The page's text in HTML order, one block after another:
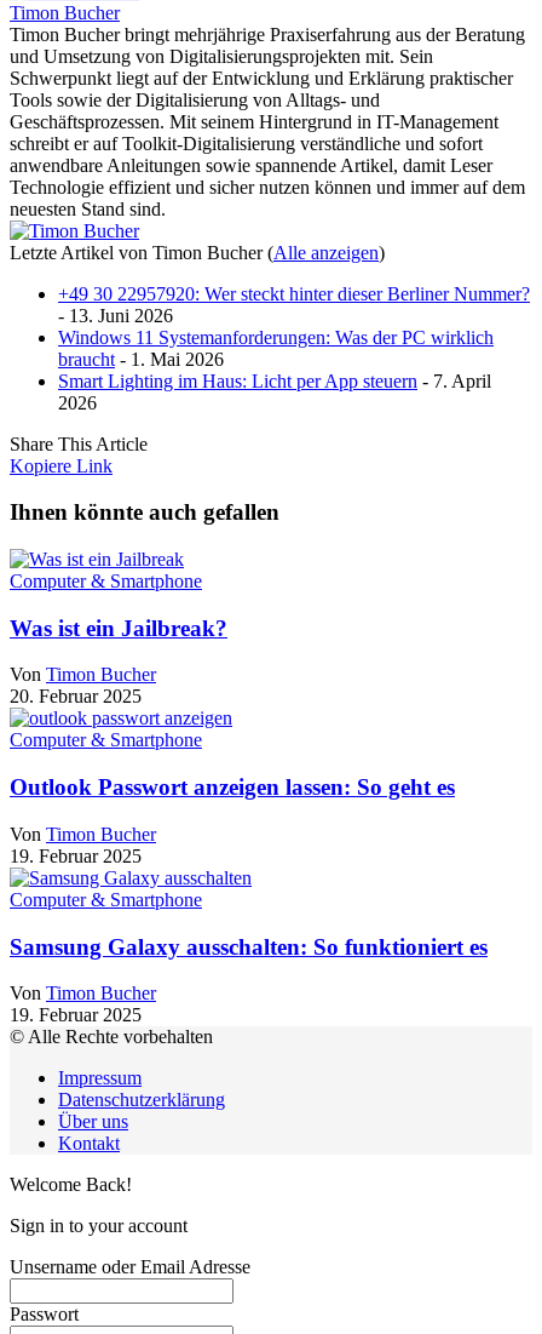
Timon Bucher
Timon Bucher bringt mehrjährige Praxiserfahrung aus der Beratung
und Umsetzung von Digitalisierungsprojekten mit. Sein
Schwerpunkt liegt auf der Entwicklung und Erklärung praktischer
Tools sowie der Digitalisierung von Alltags- und
Geschäftsprozessen. Mit seinem Hintergrund in IT-Management
schreibt er auf Toolkit-Digitalisierung verständliche und sofort
anwendbare Anleitungen sowie spannende Artikel, damit Leser
Technologie effizient und sicher nutzen können und immer auf dem
neuesten Stand sind.
Letzte Artikel von Timon Bucher(Alle anzeigen)
+49 30 22957920: Wer steckt hinter dieser Berliner Nummer?
- 13. Juni 2026
Windows 11 Systemanforderungen: Was der PC wirklich
braucht - 1. Mai 2026
Smart Lighting im Haus: Licht per App steuern - 7. April
2026
Share This Article
Kopiere Link
Ihnen könnte auch gefallen
Computer & Smartphone
Was ist ein Jailbreak?
Von Timon Bucher
20. Februar 2025
Computer & Smartphone
Outlook Passwort anzeigen lassen: So geht es
Von Timon Bucher
19. Februar 2025
Computer & Smartphone
Samsung Galaxy ausschalten: So funktioniert es
Von Timon Bucher
19. Februar 2025
© Alle Rechte vorbehalten
Impressum
Datenschutzerklärung
Über uns
Kontakt
Welcome Back!
Sign in to your account
Unsername oder Email Adresse
Passwort